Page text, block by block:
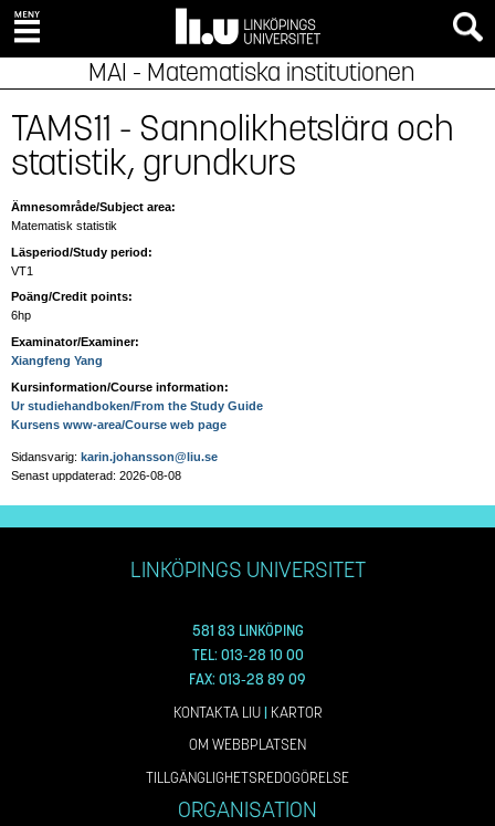
MAI - Matematiska institutionen
TAMS11 - Sannolikhetslära och
statistik, grundkurs
Ämnesområde/Subject area:
Matematisk statistik
Läsperiod/Study period:
VT1
Poäng/Credit points:
6hp
Examinator/Examiner:
Xiangfeng Yang
Kursinformation/Course information:
Ur studiehandboken/From the Study Guide
Kursens www-area/Course web page
Sidansvarig: karin.johansson@liu.se
Senast uppdaterad: 2026-08-08
LINKÖPINGS UNIVERSITET
581 83 LINKÖPING
TEL: 013-28 10 00
FAX: 013-28 89 09
KONTAKTA LIU| KARTOR
OM WEBBPLATSEN
TILLGÄNGLIGHETSREDOGÖRELSE
ORGANISATION